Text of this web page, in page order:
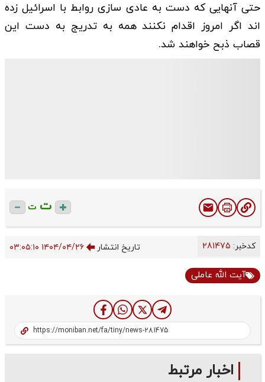
حتی آنهایی که دست به عادی سازی روابط با اسرائیل زده
اند اگر امروز اقدام نکنند همه به تدریج به دست این
قصاب ذبح خواهند شد.
ت ت
کدخبر: تاریخ انتشار ۱۴۰۴/۰۴/۲۶ ۰۳:۰۵:۱۰
آیت الله عاملی
اخبار مرتبط